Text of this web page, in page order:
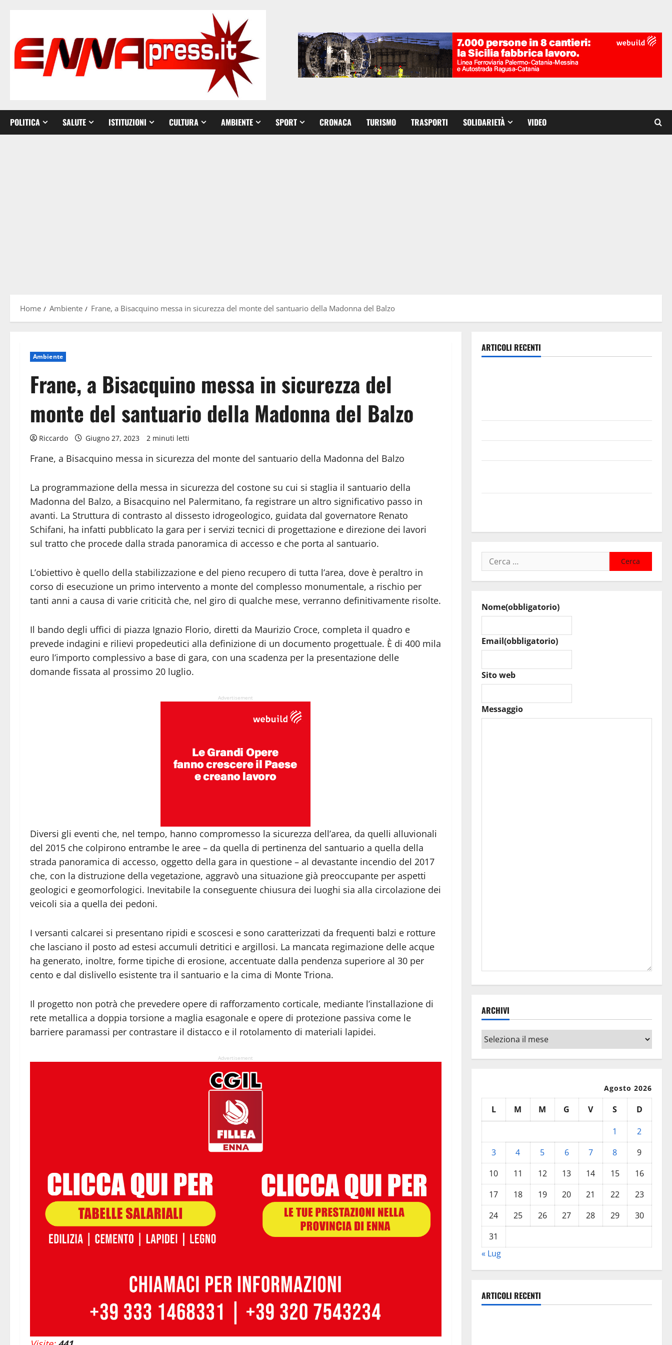
POLITICA SALUTE ISTITUZIONI CULTURA AMBIENTE SPORT CRONACA TURISMO TRASPORTI SOLIDARIETÀ VIDEO
Home Ambiente Frane, a Bisacquino messa in sicurezza del monte del santuario della Madonna del Balzo
Ambiente
Frane, a Bisacquino messa in sicurezza del
monte del santuario della Madonna del Balzo
Riccardo Giugno 27, 2023 2 minuti letti
Frane, a Bisacquino messa in sicurezza del monte del santuario della Madonna del Balzo
La programmazione della messa in sicurezza del costone su cui si staglia il santuario della
Madonna del Balzo, a Bisacquino nel Palermitano, fa registrare un altro significativo passo in
avanti. La Struttura di contrasto al dissesto idrogeologico, guidata dal governatore Renato
Schifani, ha infatti pubblicato la gara per i servizi tecnici di progettazione e direzione dei lavori
sul tratto che procede dalla strada panoramica di accesso e che porta al santuario.
L’obiettivo è quello della stabilizzazione e del pieno recupero di tutta l’area, dove è peraltro in
corso di esecuzione un primo intervento a monte del complesso monumentale, a rischio per
tanti anni a causa di varie criticità che, nel giro di qualche mese, verranno definitivamente risolte.
Il bando degli uffici di piazza Ignazio Florio, diretti da Maurizio Croce, completa il quadro e
prevede indagini e rilievi propedeutici alla definizione di un documento progettuale. È di 400 mila
euro l’importo complessivo a base di gara, con una scadenza per la presentazione delle
domande fissata al prossimo 20 luglio.
Advertisement
Diversi gli eventi che, nel tempo, hanno compromesso la sicurezza dell’area, da quelli alluvionali
del 2015 che colpirono entrambe le aree – da quella di pertinenza del santuario a quella della
strada panoramica di accesso, oggetto della gara in questione – al devastante incendio del 2017
che, con la distruzione della vegetazione, aggravò una situazione già preoccupante per aspetti
geologici e geomorfologici. Inevitabile la conseguente chiusura dei luoghi sia alla circolazione dei
veicoli sia a quella dei pedoni.
I versanti calcarei si presentano ripidi e scoscesi e sono caratterizzati da frequenti balzi e rotture
che lasciano il posto ad estesi accumuli detritici e argillosi. La mancata regimazione delle acque
ha generato, inoltre, forme tipiche di erosione, accentuate dalla pendenza superiore al 30 per
cento e dal dislivello esistente tra il santuario e la cima di Monte Triona.
Il progetto non potrà che prevedere opere di rafforzamento corticale, mediante l’installazione di
rete metallica a doppia torsione a maglia esagonale e opere di protezione passiva come le
barriere paramassi per contrastare il distacco e il rotolamento di materiali lapidei.
Advertisement
ARTICOLI RECENTI
Ricerca
per:
Nome(obbligatorio)
Email(obbligatorio)
Sito web
Messaggio
ARCHIVI
Archivi
Agosto 2026
L M M G V S
D
1
2
3
4 5 6 7 8
9
10
11 12 13 14 15
16
17
18 19 20 21 22
23
24
25 26 27 28 29
30
31
« Lug
ARTICOLI RECENTI